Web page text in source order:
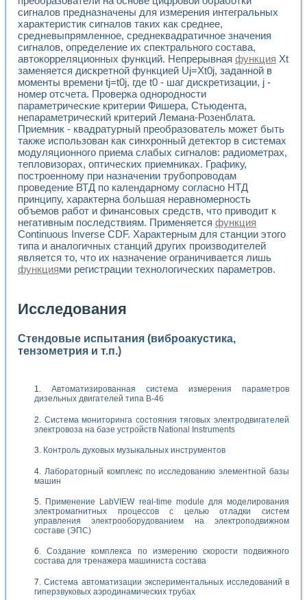
сигналов предназначены для измерения интегральных
характеристик сигналов таких как среднее,
средневыпрямленное, среднеквадратичное значения
сигналов, определение их спектрального состава,
автокорреляционных функций. Непрерывная функция Xt
заменяется дискретной функцией Uj=Xt0j, заданной в
моменты времени tj=t0j, где t0 - шаг дискретизации, j -
номер отсчета. Проверка однородности
параметрические критерии Фишера, Стьюдента,
непараметрический критерий Лемана-Розенблата.
Приемник - квадратурный преобразователь может быть
также использован как синхронный детектор в системах
модуляционного приема слабых сигналов: радиометрах,
тепловизорах, оптических приемниках. Графику,
построенному при назначении трубопроводам
проведение ВТД по календарному согласно НТД
принципу, характерна большая неравномерность
объемов работ и финансовых средств, что приводит к
негативным последствиям. Применяется функция
Continuous Inverse CDF. Характерным для станции этого
типа и аналогичных станций других производителей
является то, что их назначение ограничивается лишь
функциями регистрации технологических параметров.
Исследования
Стендовые испытания (виброакустика,
тензометрия и т.п.)
Автоматизированная система измерения параметров
дизельных двигателей типа В-46
Система мониторинга состояния тяговых электродвигателей
электровоза на базе устройств National Instruments
Контроль духовых музыкальных инструментов
Лабораторный комплекс по исследованию элементной базы
машин
Применение LabVIEW real-time module для моделирования
электромагнитных процессов с целью отладки систем
управления электрооборудованием на электроподвижном
составе (ЭПС)
Создание комплекса по измерению скорости подвижного
состава для тренажера машиниста состава
Система автоматизации экспериментальных исследований в
гиперзвуковых аэродинамических трубах